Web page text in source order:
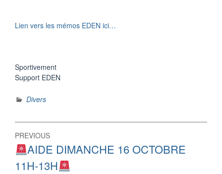
Lien vers les mémos EDEN ici…
Sportivement
Support EDEN
Divers
Navigation
de
l’article
PREVIOUS
Previous
post:AIDE DIMANCHE 16 OCTOBRE
11H-13H